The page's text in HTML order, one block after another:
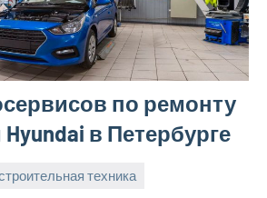
по ремонту
в Петербурге
техника